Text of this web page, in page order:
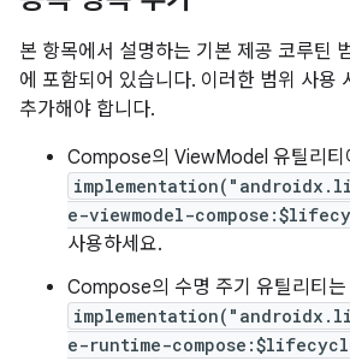
본 항목에서 설명하는 기본 제공 코루틴
에 포함되어 있습니다. 이러한 범위 사용
추가해야 합니다.
Compose의 ViewModel 유틸리티
e-viewmodel-
사용하세요.
Compose의 수명 주기 유틸리티는
e-runtime-